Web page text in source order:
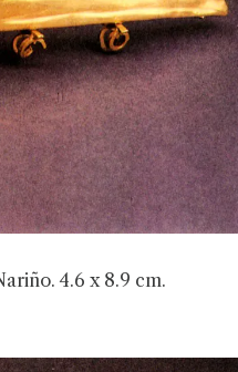
4.6 x 8.9 cm.